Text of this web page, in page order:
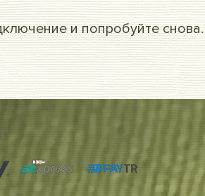
и попробуйте снова.